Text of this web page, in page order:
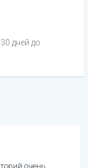
дней до
очень